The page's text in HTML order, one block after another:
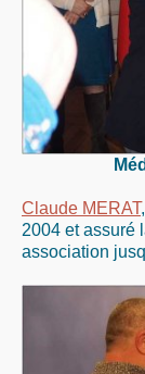
Claude MERAT
2004 et assuré
association